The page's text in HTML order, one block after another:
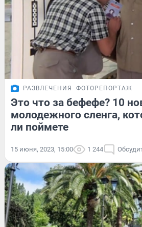
РАЗВЛЕЧЕНИЯ ФОТОРЕПОРТАЖ
Это что за бефефе? 10
молодежного сленга,
ли поймете
15 июня, 2023, 15:00 1 244